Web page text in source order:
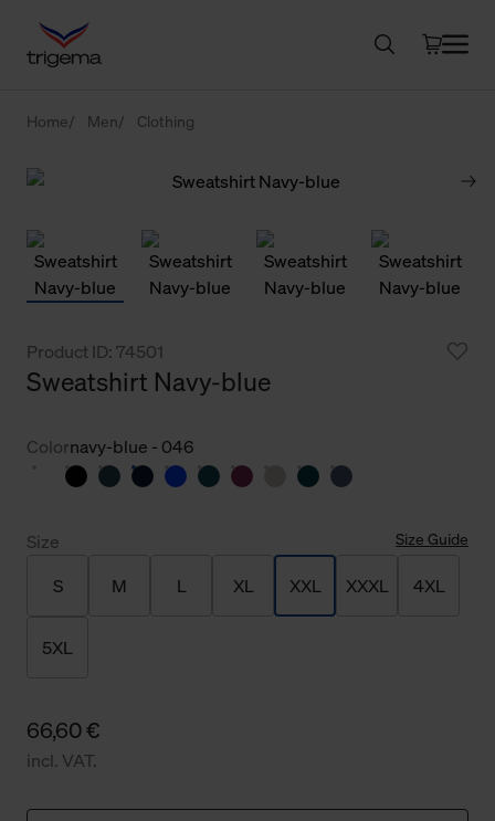
Home Men Clothing
Product ID: 74501
Sweatshirt Navy-blue
Colornavy-blue - 046
Size Size Guide
S M L XL XXL XXXL 4XL
5XL
66,60 €
incl. VAT.